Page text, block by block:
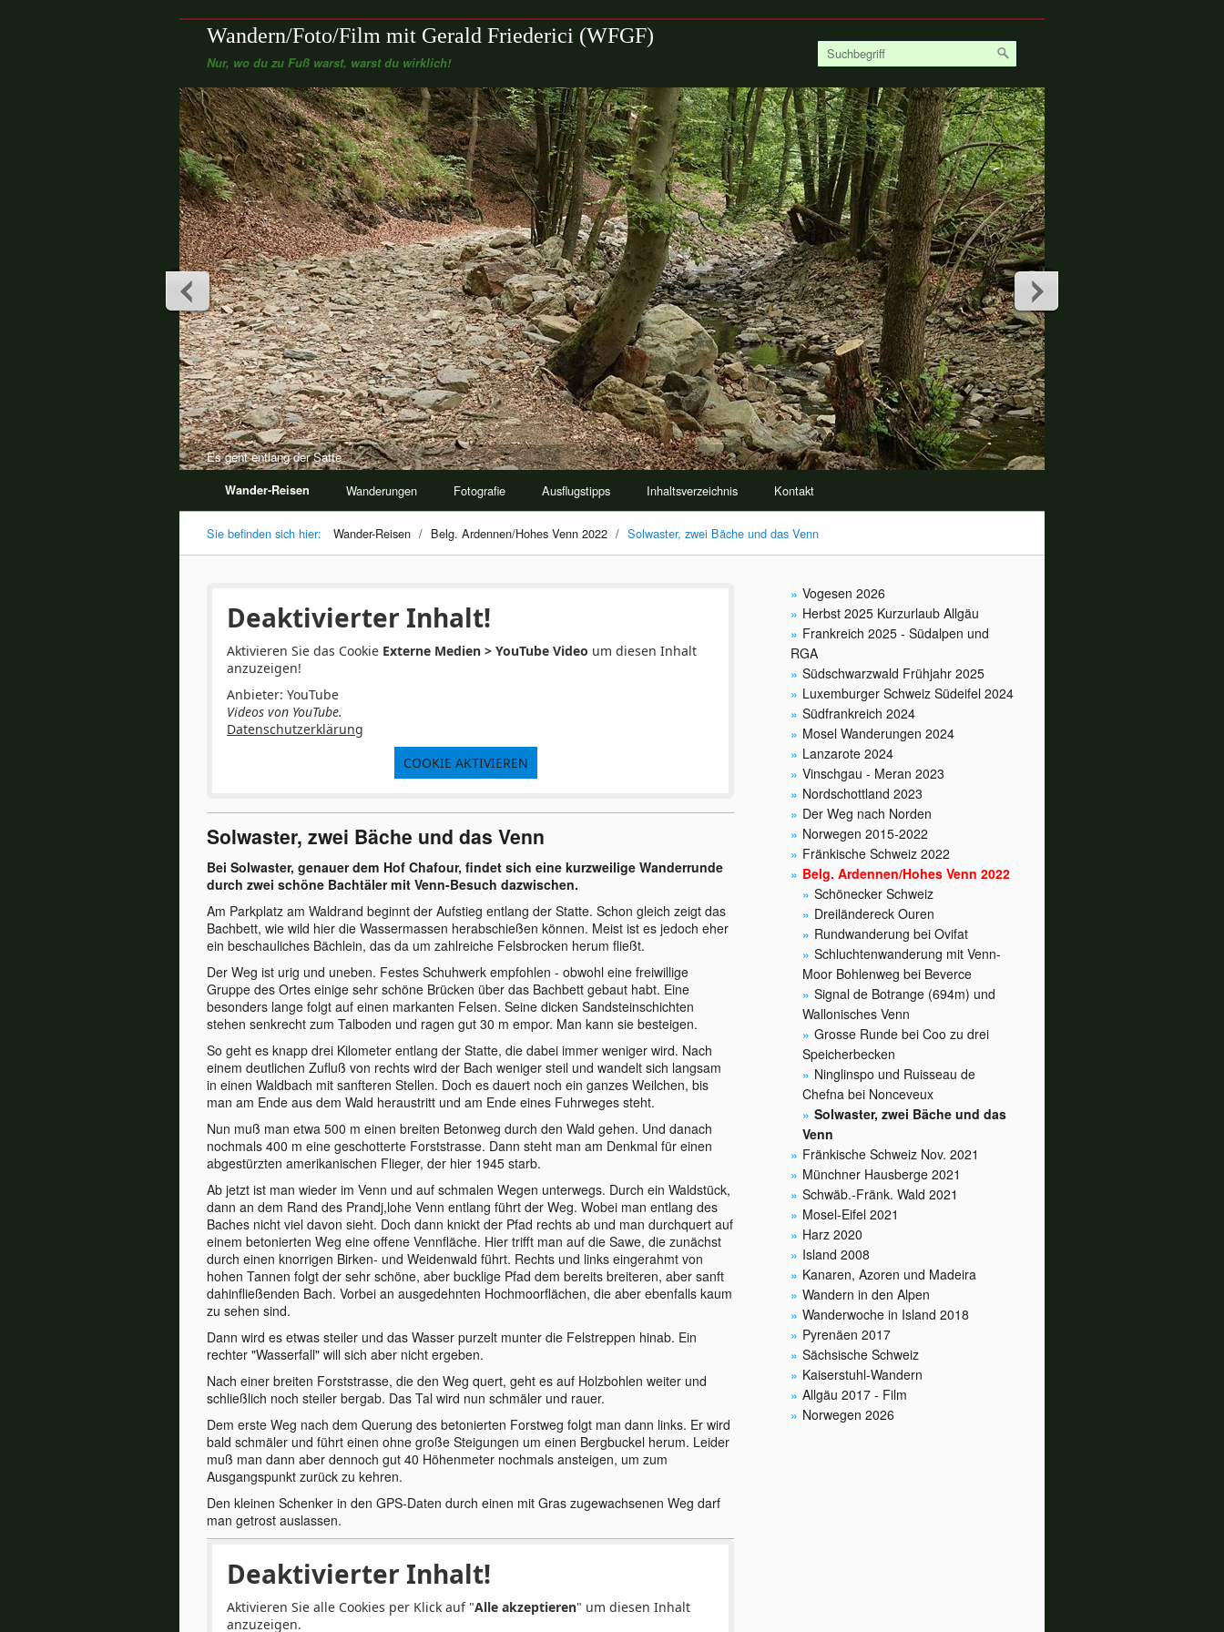
Wandern/Foto/Film mit Gerald Friederici (WFGF)
Nur, wo du zu Fuß warst, warst du wirklich!
Es geht entlang der Satte
Wander-Reisen Wanderungen Fotografie Ausflugstipps Inhaltsverzeichnis Kontakt
Sie befinden sich hier: Wander-Reisen / Belg. Ardennen/Hohes Venn 2022 / Solwaster, zwei Bäche und das Venn
Vogesen 2026
Herbst 2025 Kurzurlaub Allgäu
Frankreich 2025 - Südalpen und
RGA
Südschwarzwald Frühjahr 2025
Luxemburger Schweiz Südeifel 2024
Südfrankreich 2024
Mosel Wanderungen 2024
Lanzarote 2024
Vinschgau - Meran 2023
Nordschottland 2023
Der Weg nach Norden
Norwegen 2015-2022
Fränkische Schweiz 2022
Belg. Ardennen/Hohes Venn 2022
Schönecker Schweiz
Dreiländereck Ouren
Rundwanderung bei Ovifat
Schluchtenwanderung mit Venn-
Moor Bohlenweg bei Beverce
Signal de Botrange (694m) und
Wallonisches Venn
Grosse Runde bei Coo zu drei
Speicherbecken
Ninglinspo und Ruisseau de
Chefna bei Nonceveux
Solwaster, zwei Bäche und das
Venn
Fränkische Schweiz Nov. 2021
Münchner Hausberge 2021
Schwäb.-Fränk. Wald 2021
Mosel-Eifel 2021
Harz 2020
Island 2008
Kanaren, Azoren und Madeira
Wandern in den Alpen
Wanderwoche in Island 2018
Pyrenäen 2017
Sächsische Schweiz
Kaiserstuhl-Wandern
Allgäu 2017 - Film
Norwegen 2026
Deaktivierter Inhalt!
Aktivieren Sie das Cookie Externe Medien > YouTube Video um diesen Inhalt
anzuzeigen!
Anbieter: YouTube
Videos von YouTube.
Datenschutzerklärung
COOKIE AKTIVIEREN
Solwaster, zwei Bäche und das Venn
Bei Solwaster, genauer dem Hof Chafour, findet sich eine kurzweilige Wanderrunde
durch zwei schöne Bachtäler mit Venn-Besuch dazwischen.
Am Parkplatz am Waldrand beginnt der Aufstieg entlang der Statte. Schon gleich zeigt das
Bachbett, wie wild hier die Wassermassen herabschießen können. Meist ist es jedoch eher
ein beschauliches Bächlein, das da um zahlreiche Felsbrocken herum fließt.
Der Weg ist urig und uneben. Festes Schuhwerk empfohlen - obwohl eine freiwillige
Gruppe des Ortes einige sehr schöne Brücken über das Bachbett gebaut habt. Eine
besonders lange folgt auf einen markanten Felsen. Seine dicken Sandsteinschichten
stehen senkrecht zum Talboden und ragen gut 30 m empor. Man kann sie besteigen.
So geht es knapp drei Kilometer entlang der Statte, die dabei immer weniger wird. Nach
einem deutlichen Zufluß von rechts wird der Bach weniger steil und wandelt sich langsam
in einen Waldbach mit sanfteren Stellen. Doch es dauert noch ein ganzes Weilchen, bis
man am Ende aus dem Wald heraustritt und am Ende eines Fuhrweges steht.
Nun muß man etwa 500 m einen breiten Betonweg durch den Wald gehen. Und danach
nochmals 400 m eine geschotterte Forststrasse. Dann steht man am Denkmal für einen
abgestürzten amerikanischen Flieger, der hier 1945 starb.
Ab jetzt ist man wieder im Venn und auf schmalen Wegen unterwegs. Durch ein Waldstück,
dann an dem Rand des Prandj,lohe Venn entlang führt der Weg. Wobei man entlang des
Baches nicht viel davon sieht. Doch dann knickt der Pfad rechts ab und man durchquert auf
einem betonierten Weg eine offene Vennfläche. Hier trifft man auf die Sawe, die zunächst
durch einen knorrigen Birken- und Weidenwald führt. Rechts und links eingerahmt von
hohen Tannen folgt der sehr schöne, aber bucklige Pfad dem bereits breiteren, aber sanft
dahinfließenden Bach. Vorbei an ausgedehnten Hochmoorflächen, die aber ebenfalls kaum
zu sehen sind.
Dann wird es etwas steiler und das Wasser purzelt munter die Felstreppen hinab. Ein
rechter "Wasserfall" will sich aber nicht ergeben.
Nach einer breiten Forststrasse, die den Weg quert, geht es auf Holzbohlen weiter und
schließlich noch steiler bergab. Das Tal wird nun schmäler und rauer.
Dem erste Weg nach dem Querung des betonierten Forstweg folgt man dann links. Er wird
bald schmäler und führt einen ohne große Steigungen um einen Bergbuckel herum. Leider
muß man dann aber dennoch gut 40 Höhenmeter nochmals ansteigen, um zum
Ausgangspunkt zurück zu kehren.
Den kleinen Schenker in den GPS-Daten durch einen mit Gras zugewachsenen Weg darf
man getrost auslassen.
Deaktivierter Inhalt!
Aktivieren Sie alle Cookies per Klick auf "Alle akzeptieren" um diesen Inhalt
anzuzeigen.